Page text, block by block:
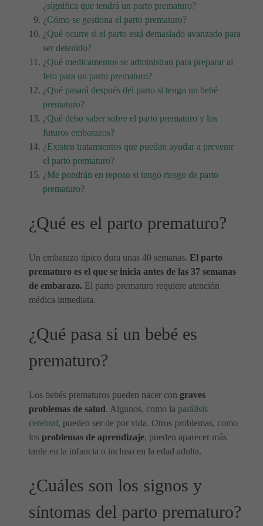
¿significa que tendrá un parto prematuro?
¿Cómo se gestiona el parto prematuro?
¿Qué ocurre si el parto está demasiado avanzado para
ser detenido?
¿Qué medicamentos se administran para preparar al
feto para un parto prematuro?
¿Qué pasará después del parto si tengo un bebé
prematuro?
¿Qué debo saber sobre el parto prematuro y los
futuros embarazos?
¿Existen tratamientos que puedan ayudar a prevenir
el parto prematuro?
¿Me pondrán en reposo si tengo riesgo de parto
prematuro?
¿Qué es el parto prematuro?
Un embarazo típico dura unas 40 semanas. El parto
prematuro es el que se inicia antes de las 37 semanas
de embarazo. El parto prematuro requiere atención
médica inmediata.
¿Qué pasa si un bebé es
prematuro?
Los bebés prematuros pueden nacer con graves
problemas de salud. Algunos, como la parálisis
cerebral, pueden ser de por vida. Otros problemas, como
los problemas de aprendizaje, pueden aparecer más
tarde en la infancia o incluso en la edad adulta.
¿Cuáles son los signos y
síntomas del parto prematuro?